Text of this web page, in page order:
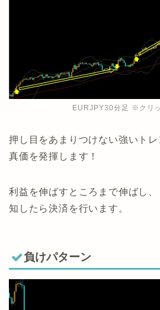
EURJPY30分足 ※クリ
押し目をあまりつけない強いト
真価を発揮します！
利益を伸ばすところまで伸ばし
知したら決済を行います。
負けパターン